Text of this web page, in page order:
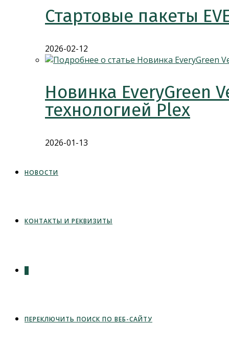
Стартовые пакеты
2026-02-12
Новинка EveryGreen
технологией Plex
2026-01-13
НОВОСТИ
КОНТАКТЫ И РЕКВИЗИТЫ
ПЕРЕКЛЮЧИТЬ ПОИСК ПО ВЕБ-САЙТУ